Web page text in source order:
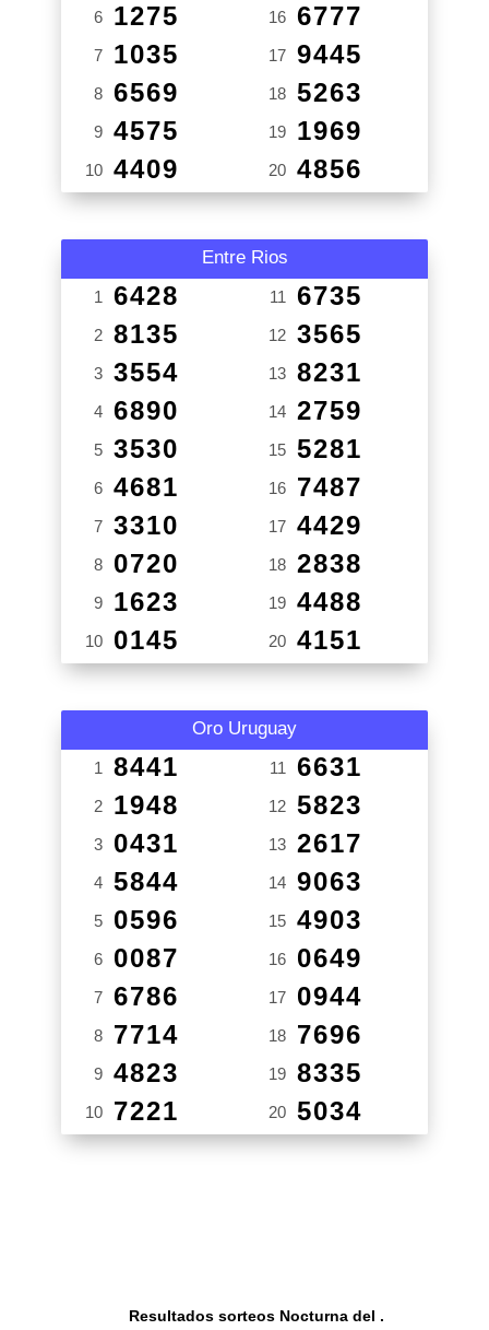
6 1275
7 1035
8 6569
9 4575
10 4409
16 6777
17 9445
18 5263
19 1969
20 4856
Entre Rios
1 6428
2 8135
3 3554
4 6890
5 3530
6 4681
7 3310
8 0720
9 1623
10 0145
11 6735
12 3565
13 8231
14 2759
15 5281
16 7487
17 4429
18 2838
19 4488
20 4151
Oro Uruguay
1 8441
2 1948
3 0431
4 5844
5 0596
6 0087
7 6786
8 7714
9 4823
10 7221
11 6631
12 5823
13 2617
14 9063
15 4903
16 0649
17 0944
18 7696
19 8335
20 5034
Resultados sorteos Nocturna del .